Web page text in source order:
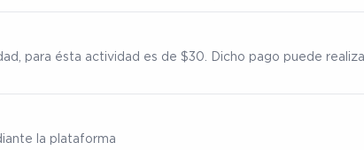
para ésta actividad es de $30. Dicho pago puede
la plataforma